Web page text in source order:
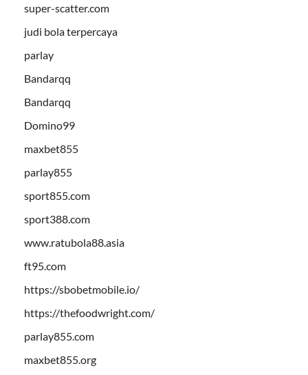
super-scatter.com
judi bola terpercaya
parlay
Bandarqq
Bandarqq
Domino99
maxbet855
parlay855
sport855.com
sport388.com
www.ratubola88.asia
ft95.com
https://sbobetmobile.io/
https://thefoodwright.com/
parlay855.com
maxbet855.org